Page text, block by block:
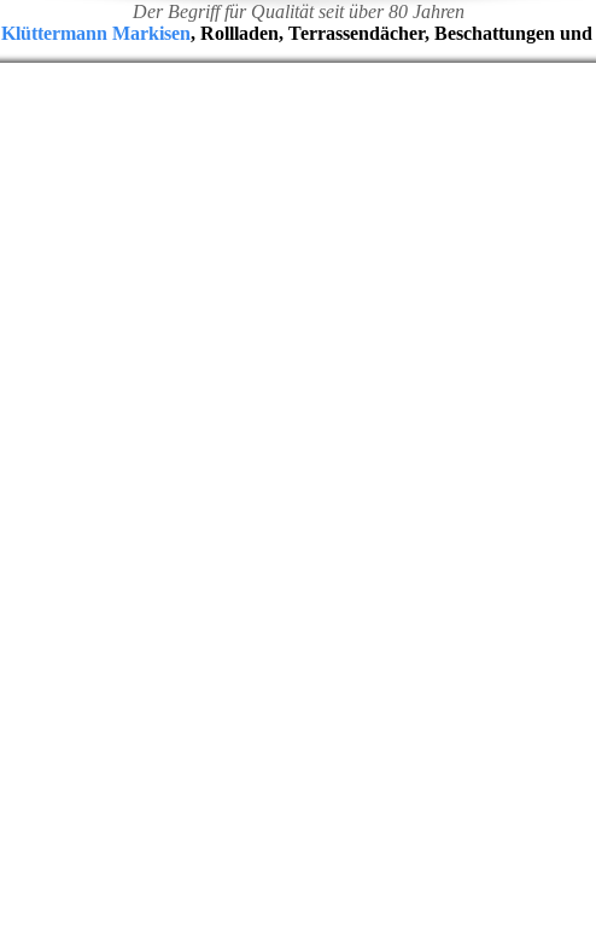
Der Begriff für Qualität seit über 80 Jahren
Klüttermann Markisen, Rollladen, Terrassendächer, Beschattungen